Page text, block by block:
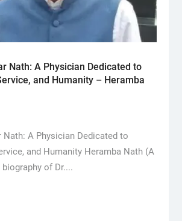
Nath: A Physician Dedicated to
and Humanity – Heramba
Nath: A Physician Dedicated to
and Humanity Heramba Nath (A
of Dr....